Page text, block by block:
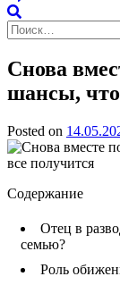
Найти:
Снова
шансы, что
Posted on
Содержание
Отец в
семью?
Роль